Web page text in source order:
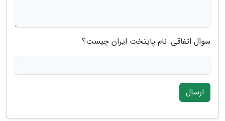
سوال اتفاقی: نام پایتخت ایران چیست؟
ارسال